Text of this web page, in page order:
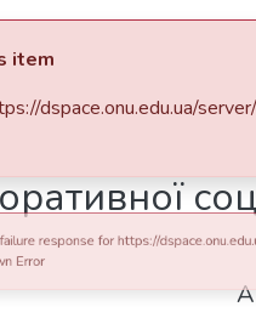
Статті та
files for this item
for https://